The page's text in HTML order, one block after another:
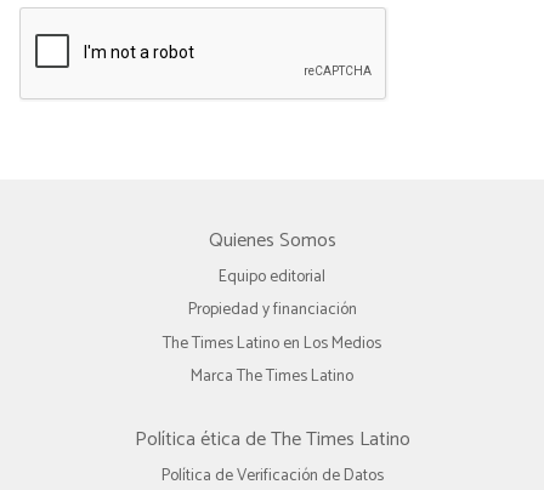
Quienes Somos
Equipo editorial
Propiedad y financiación
The Times Latino en Los Medios
Marca The Times Latino
Política ética de The Times Latino
Política de Verificación de Datos